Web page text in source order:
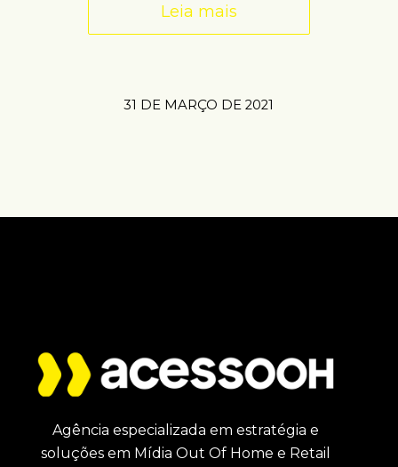
Leia mais
31 DE MARÇO DE 2021
Agência especializada em estratégia e
soluções em Mídia Out Of Home e Retail